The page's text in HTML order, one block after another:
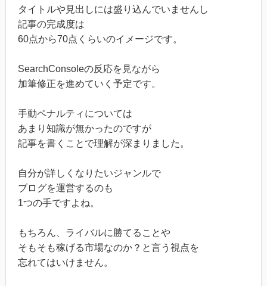
タイトルや見出しには盛り込んでいませんし
記事の完成度は
60点から70点くらいのイメージです。
SearchConsoleの反応を見ながら
加筆修正を進めていく予定です。
手動ペナルティについては
あまり知識が無かったのですが
記事を書くことで理解が深まりました。
自分が詳しくなりたいジャンルで
ブログを運営するのも
1つの手ですよね。
もちろん、ライバルに勝てることや
そもそも稼げる市場なのか？と言う視点を
忘れてはいけません。